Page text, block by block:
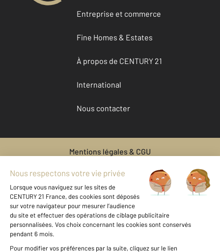
Entreprise et commerce
Fine Homes & Estates
À propos de CENTURY 21
International
Nous contacter
Mentions légales & CGU
Gestionnaire des cookies
Vente bien immobilier HOMECOURT
Vente maison à HOMECOURT